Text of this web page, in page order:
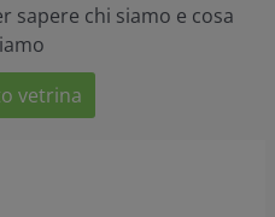
sapere chi siamo e cosa
vetrina